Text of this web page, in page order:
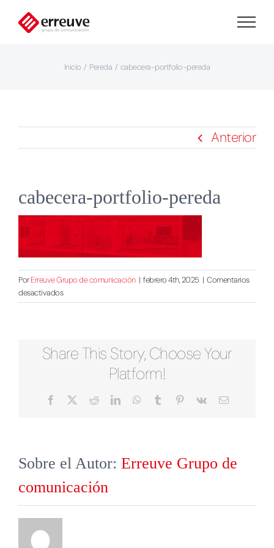
Saltar
Inicio Pereda cabecera-portfolio-pereda
Anterior
cabecera-portfolio-pereda
PorErreuve Grupo de comunicación | febrero 4th, 2025 | Comentarios
desactivadosen
cabecera-
Share This Story, Choose Your
Platform!
Facebook RedditLinkedInWhatsApp
Tumblr PinterestVk
Correo
Sobre el Autor: Erreuve Grupo de
comunicación